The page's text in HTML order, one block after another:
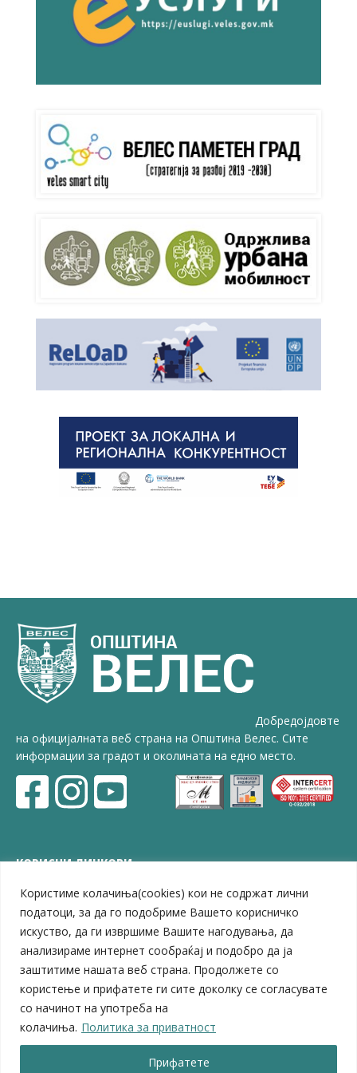
Користиме колачиња(cookies) кои не содржат лични
податоци, за да го подобриме Вашето корисничко
искуство, да ги извршиме Вашите нагодувања, да
анализираме интернет сообраќај и подобро да ја
заштитиме нашата веб страна. Продолжете со
користење и прифатете ги сите доколку се согласувате
со начинот на употреба на
колачиња. Политика за приватност
Прифатете
Добредојдовте
на официјалната веб страна на Општина Велес. Сите
информации за градот и околината на едно место.
КОРИСНИ ЛИНКОВИ
ЗЕЛС – Заедница на единиците на локална самоуправа
Центар за развој на Вардарски плански регион
Јавно комунално претпријатие „Дервен“
ЈПССО „Парк – спорт и паркинзи“
ЛБ „Гоце Делчев“
ЛУ „Народен Музеј“
Влада на Република Северна Македонија
Собрание на Република Северна Македонија
Министерство за финансии
Министерство за транспорт
Министерство за локална самоуправа